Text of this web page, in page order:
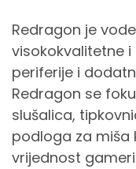
Redragon je
visokokvalitetne
periferije i
Redragon se
slušalica,
podloga za miša
vrijednost